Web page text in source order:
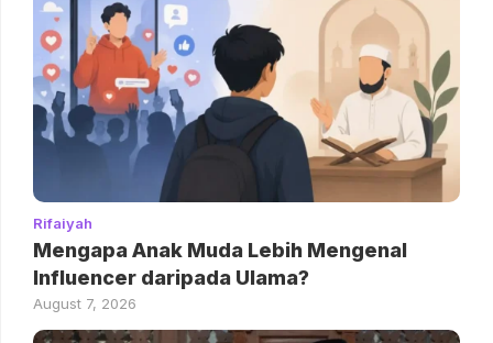
Rifaiyah
Mengapa Anak Muda Lebih Mengenal
Influencer daripada Ulama?
August 7, 2026